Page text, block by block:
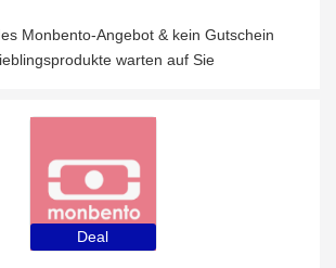
Monbento-Angebot & kein Gutschein
warten auf Sie
Deal